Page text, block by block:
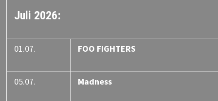
Juli 2026:
01.07. FOO FIGHTERS
05.07. Madness